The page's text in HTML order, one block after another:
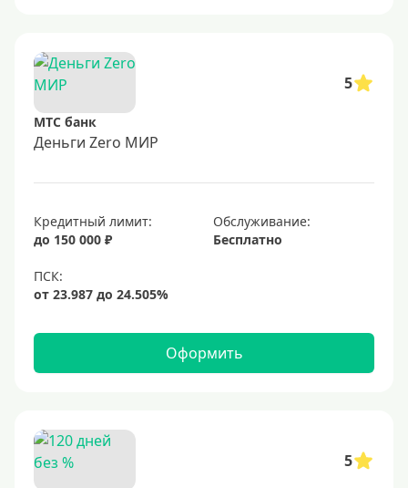
5
МТС банк
Деньги Zero МИР
Кредитный лимит:
до 150 000 ₽
Обслуживание:
Бесплатно
Оформить
5